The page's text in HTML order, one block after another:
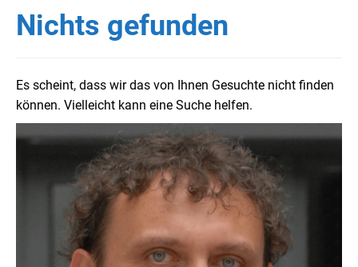
Nichts gefunden
Es scheint, dass wir das von Ihnen Gesuchte nicht finden
können. Vielleicht kann eine Suche helfen.